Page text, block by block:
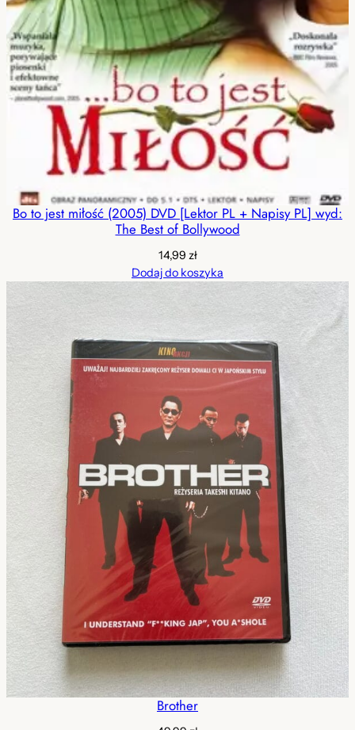
Bo to jest miłość (2005) DVD [Lektor PL + Napisy PL] wyd:
The Best of Bollywood
14,99 zł
Dodaj do koszyka
Brother